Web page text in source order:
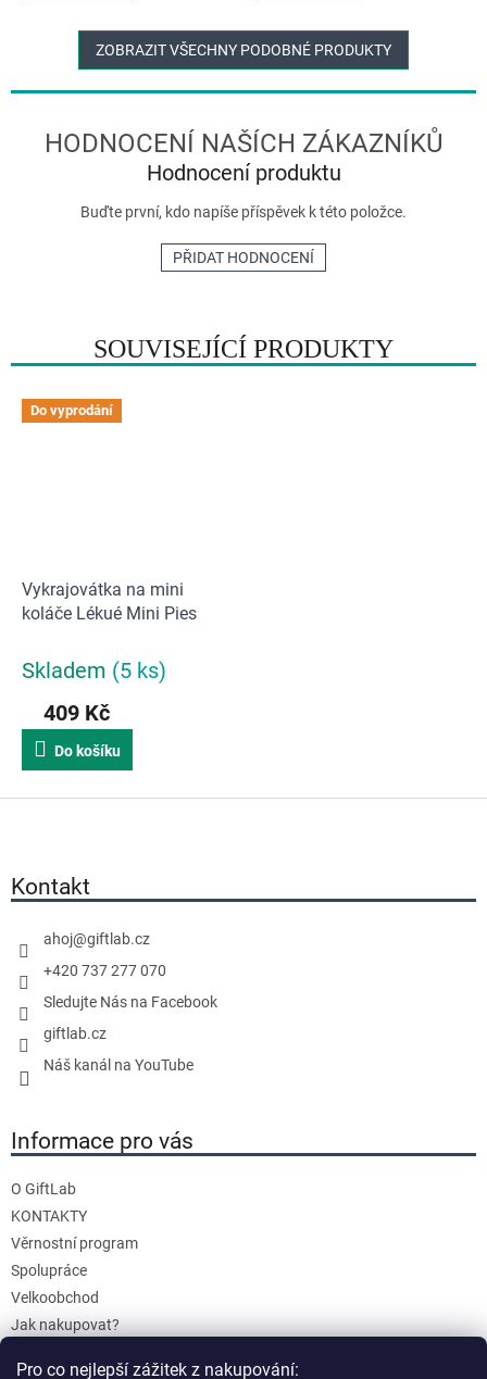
Pro co nejlepší zážitek z nakupování:
SOUVISEJÍCÍ PRODUKTY
Do vyprodání
Vykrajovátka na mini
koláče Lékué Mini Pies
Skladem (5 ks)
409 Kč
Do košíku
ZOBRAZIT VŠECHNY PODOBNÉ PRODUKTY
Hodnocení produktu
Buďte první, kdo napíše příspěvek k této položce.
PŘIDAT HODNOCENÍ
Kontakt
ahoj@giftlab.cz
+420 737 277 070
Sledujte Nás na Facebook
giftlab.cz
Náš kanál na YouTube
Informace pro vás
O GiftLab
KONTAKTY
Věrnostní program
Spolupráce
Velkoobchod
Jak nakupovat?